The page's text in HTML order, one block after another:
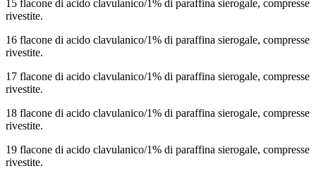
15 flacone di acido clavulanico/1% di paraffina sierogale, compresse
rivestite.
16 flacone di acido clavulanico/1% di paraffina sierogale, compresse
rivestite.
17 flacone di acido clavulanico/1% di paraffina sierogale, compresse
rivestite.
18 flacone di acido clavulanico/1% di paraffina sierogale, compresse
rivestite.
19 flacone di acido clavulanico/1% di paraffina sierogale, compresse
rivestite.